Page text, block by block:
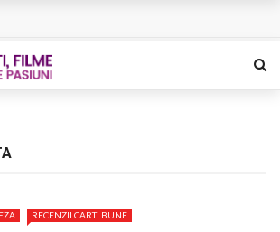
Sold Air in the Holy Land – Generatia care
sentimental
un vis. Povestiri in K. minor – Dor de Kafka
RECENZII CARTI BUNE